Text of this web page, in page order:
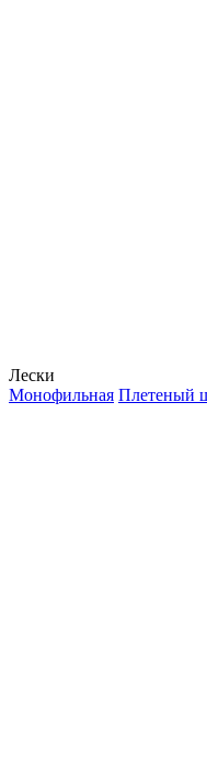
Лески
Монофильная Плетеный